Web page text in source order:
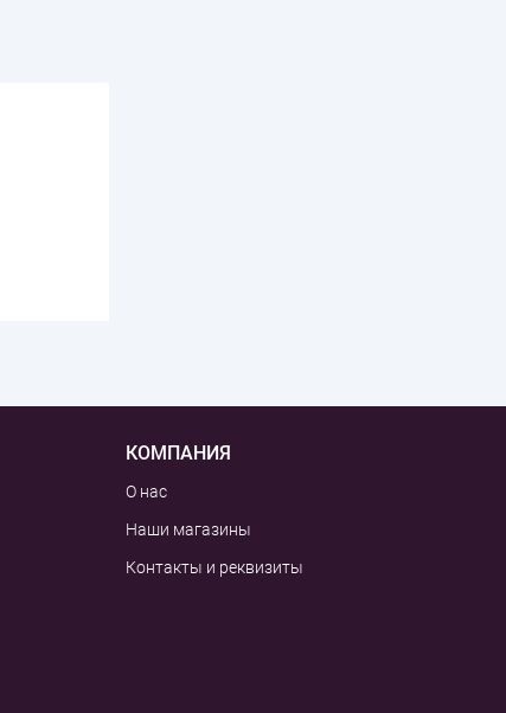
КОМПАНИЯ
О нас
Наши магазины
Контакты и реквизиты